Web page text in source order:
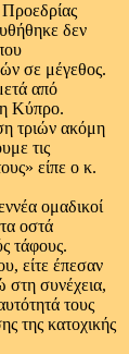
δεν
σε μέγεθος.
από
Κύπρο.
τριών ακόμη
τις
είπε ο κ.
ομαδικοί
οστά
τάφους.
είτε έπεσαν
στη συνέχεια,
τους
της κατοχικής